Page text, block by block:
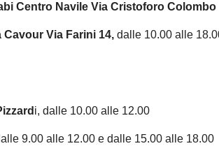
Centro Navile Via Cristoforo
Cavour Via Farini 14, dalle 10.00 alle
i, dalle 10.00 alle 12.00
9.00 alle 12.00 e dalle 15.00 alle 18.00